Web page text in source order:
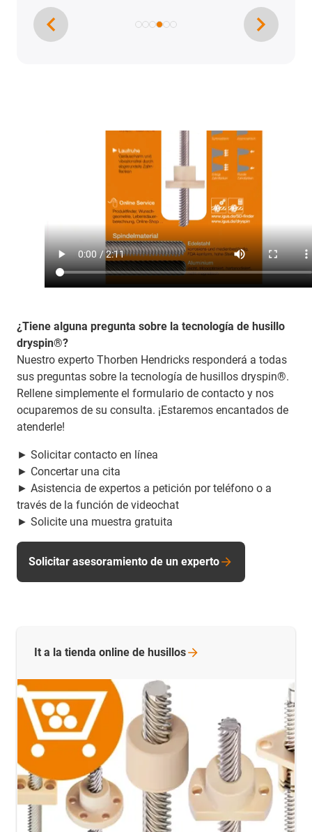
¿Tiene alguna pregunta sobre la tecnología de husillo
dryspin®?
Nuestro experto Thorben Hendricks responderá a todas
sus preguntas sobre la tecnología de husillos dryspin®.
Rellene simplemente el formulario de contacto y nos
ocuparemos de su consulta. ¡Estaremos encantados de
atenderle!
► Solicitar contacto en línea
► Concertar una cita
► Asistencia de expertos a petición por teléfono o a
través de la función de videochat
► Solicite una muestra gratuita
Solicitar asesoramiento de un experto
It a la tienda online de husillos